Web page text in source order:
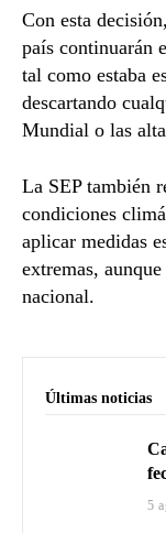
Con esta
país continuarán
tal como estaba
descartando
Mundial o las
La SEP también
condiciones
aplicar medidas
extremas,
nacional.
Últimas noticias
5